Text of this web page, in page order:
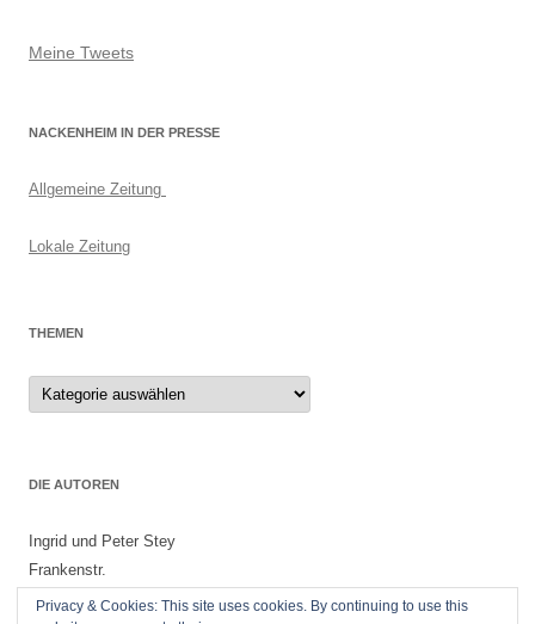
Meine Tweets
NACKENHEIM IN DER PRESSE
Allgemeine Zeitung
Lokale Zeitung
THEMEN
Themen
DIE AUTOREN
Ingrid und Peter Stey
Frankenstr.
55299 Nackenheim
Privacy & Cookies: This site uses cookies. By continuing to use this